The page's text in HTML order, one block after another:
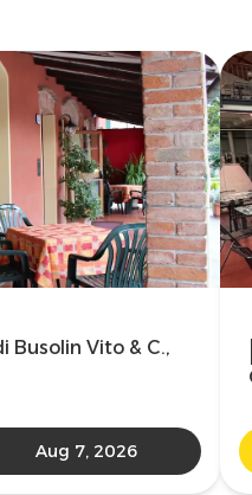
Busolin Vito & C.,
Aug 7, 2026